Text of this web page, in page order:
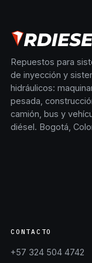
Repuestos para
de inyección y
hidráulicos:
pesada,
camión, bus y
diésel. Bogotá,
CONTACTO
+57 324 504 4742